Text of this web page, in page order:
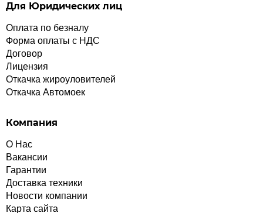
Для Юридических лиц
Оплата по безналу
Форма оплаты с НДС
Договор
Лицензия
Откачка жироуловителей
Откачка Автомоек
Компания
О Нас
Вакансии
Гарантии
Доставка техники
Новости компании
Карта сайта